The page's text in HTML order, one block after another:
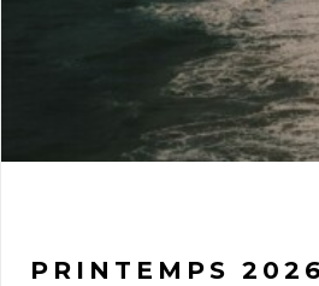
PRINTEMPS 2026